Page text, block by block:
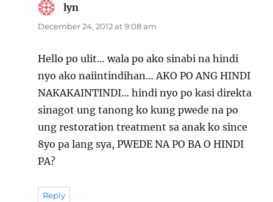
lyn
December 24, 2012 at 9:08 am
Hello po ulit… wala po ako sinabi na hindi
nyo ako naiintindihan… AKO PO ANG HINDI
NAKAKAINTINDI… hindi nyo po kasi direkta
sinagot ung tanong ko kung pwede na po
ung restoration treatment sa anak ko since
8yo pa lang sya, PWEDE NA PO BA O HINDI
PA?
Reply